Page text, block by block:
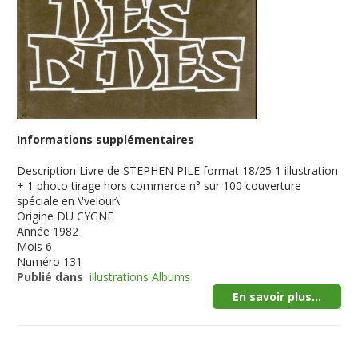
Informations supplémentaires
Description Livre de STEPHEN PILE format 18/25 1 illustration
+ 1 photo tirage hors commerce n° sur 100 couverture
spéciale en \'velour\'
Origine DU CYGNE
Année 1982
Mois 6
Numéro 131
Publié dans illustrations Albums
En savoir plus...